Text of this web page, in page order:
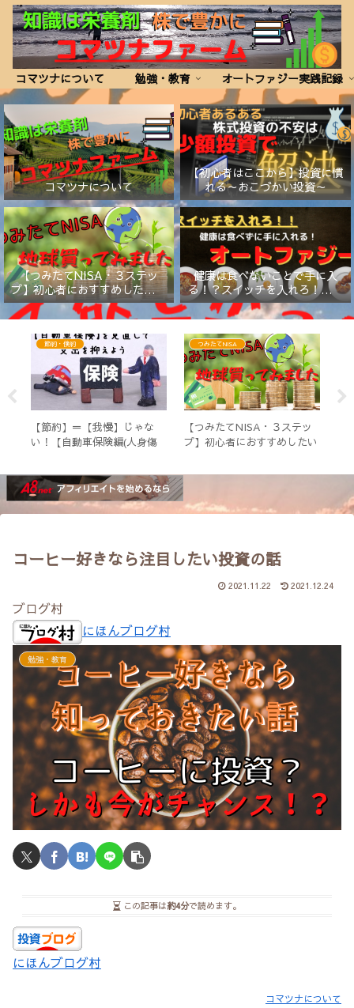
コマツナについて 勉強・教育 オートファジー実践記録
コマツナについて
【初心者はここから】投資に慣
れる～おこづかい投資～
【つみたてNISA・３ステッ
プ】初心者におすすめしたい証
券会社と商品
健康は食べないことで手に入
る！？スイッチを入れろ！【オ
ートファジー】
節約・倹約
【節約】＝【我慢】じゃな
い！【自動車保険編(人身傷
つみたてNISA
【つみたてNISA・３ステッ
プ】初心者におすすめしたい
コーヒー好きなら注目したい投資の話
2021.11.22 2021.12.24
ブログ村
にほんブログ村
勉強・教育
この記事は約4分で読めます。
にほんブログ村
コマツナについて